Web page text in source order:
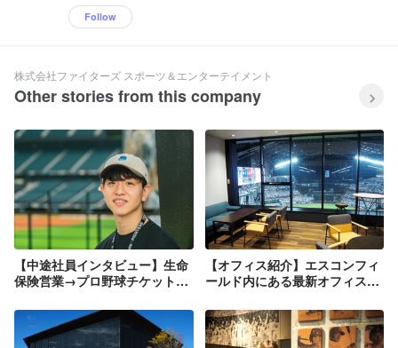
Follow
株式会社ファイターズ スポーツ＆エンターテイメント
Other stories from this company
【中途社員インタビュー】生命
保険営業→プロ野球チケット企
【オフィス紹介】エスコンフィ
ールド内にある最新オフィス
現